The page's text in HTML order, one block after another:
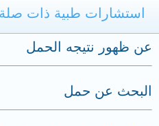
استشارات طبية ذات صلة
عن ظهور نتيجه الحمل
البحث عن حمل